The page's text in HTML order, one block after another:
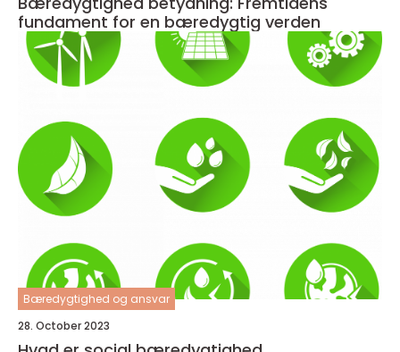
fundament for en bæredygtig verden
Bæredygtighed og ansvar
28. October 2023